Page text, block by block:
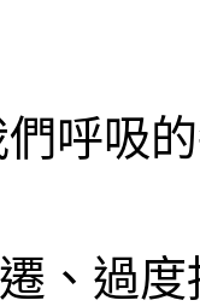
呼吸
、過